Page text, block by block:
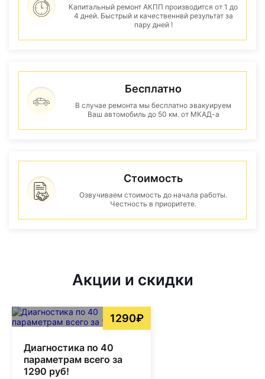
Капитальный ремонт АКПП производится от 1 до
4 дней. Быстрый и качественнвй результат за
пару дней !
Бесплатно
В случае ремонта мы бесплатно эвакуируем
Ваш автомобиль до 50 км. от МКАД-а
Стоимость
Озвучиваем стоимость до начала работы.
Честность в приоритете.
Акции и скидки
1290₽
Диагностика по 40
параметрам всего за
1290 руб!